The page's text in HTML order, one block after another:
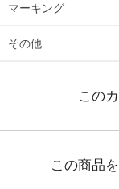
マーキング
その他